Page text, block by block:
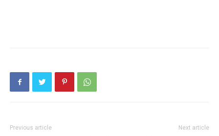
Previous article Next article